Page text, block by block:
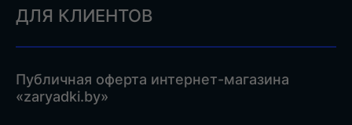
ДЛЯ КЛИЕНТОВ
Публичная оферта интернет-магазина
«zaryadki.by»